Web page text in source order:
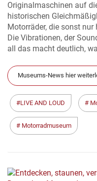
Originalmaschinen auf
historischen
Motorräder, die sonst
Die Vibrationen, der
all das macht deutlich,
Museums-News hier
LIVE AND LOUD
Motorradmuseum